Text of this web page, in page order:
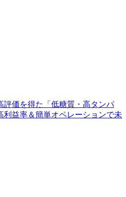
評価を得た「低糖質・高タンパ
利益率＆簡単オペレーションで未